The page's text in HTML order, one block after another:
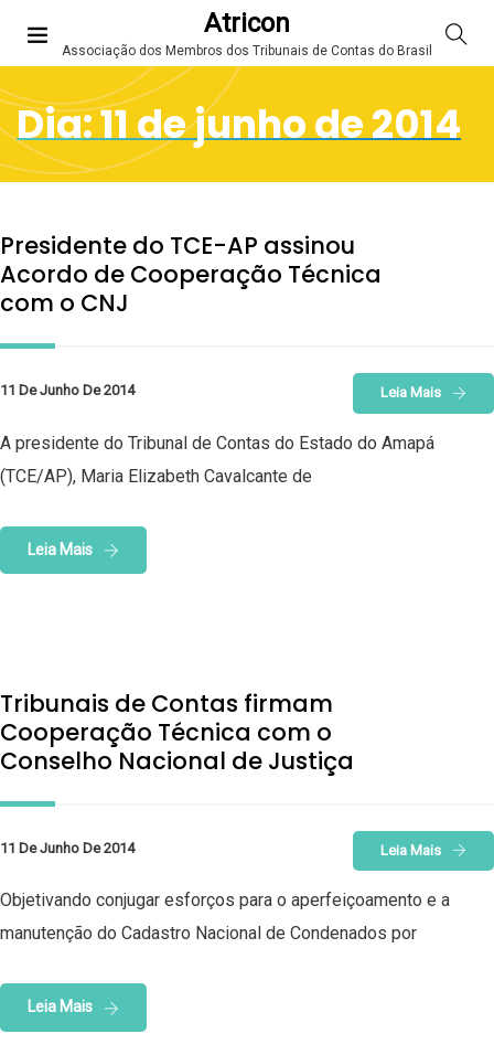
Atricon
Associação dos Membros dos Tribunais de Contas do Brasil
Dia:11 de junho de 2014
Presidente do TCE-AP assinou
Acordo de Cooperação Técnica
com o CNJ
11 De Junho De 2014 Leia Mais
A presidente do Tribunal de Contas do Estado do Amapá
(TCE/AP), Maria Elizabeth Cavalcante de
Leia Mais
Tribunais de Contas firmam
Cooperação Técnica com o
Conselho Nacional de Justiça
11 De Junho De 2014 Leia Mais
Objetivando conjugar esforços para o aperfeiçoamento e a
manutenção do Cadastro Nacional de Condenados por
Leia Mais